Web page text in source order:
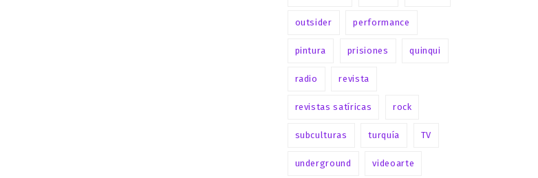
outsider performance
pintura prisiones quinqui
radio revista
revistas satíricas rock
subculturas turquía TV
underground videoarte